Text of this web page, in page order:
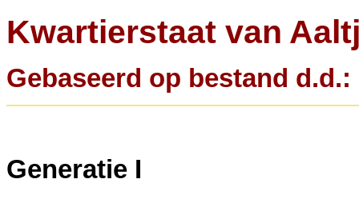
Kwartierstaat van
Gebaseerd op bestand
Generatie I